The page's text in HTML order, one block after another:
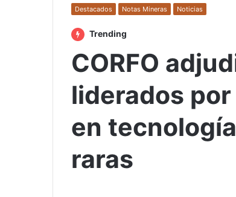
Destacados Notas Mineras Noticias
Trending
CORFO
liderados por
en
raras